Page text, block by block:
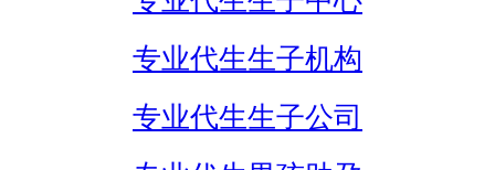
专业代生生子机构
专业代生生子公司